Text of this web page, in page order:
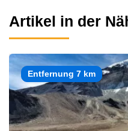
Artikel in der
Entfernung 7 km